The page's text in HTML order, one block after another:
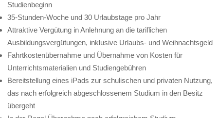
Studienbeginn
35-Stunden-Woche und 30 Urlaubstage pro Jahr
Attraktive Vergütung in Anlehnung an die tariflichen
Ausbildungsvergütungen, inklusive Urlaubs- und Weihnachtsgeld
Fahrtkostenübernahme und Übernahme von Kosten für
Unterrichtsmaterialien und Studiengebühren
Bereitstellung eines iPads zur schulischen und privaten Nutzung,
das nach erfolgreich abgeschlossenem Studium in den Besitz
übergeht